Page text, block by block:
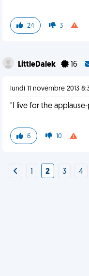
24 3
LittleDalek 16
lundi 11 novembre 2013
"I live for the applause-
6 10
2 3 4